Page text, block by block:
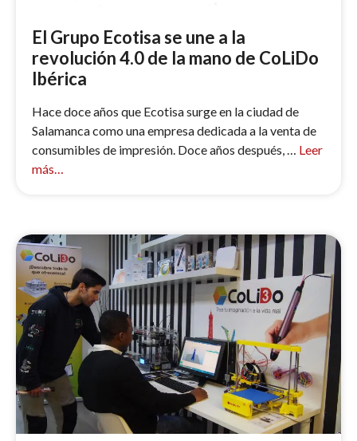
El Grupo Ecotisa se une a la
revolución 4.0 de la mano de CoLiDo
Ibérica
Hace doce años que Ecotisa surge en la ciudad de
Salamanca como una empresa dedicada a la venta de
consumibles de impresión. Doce años después, … Leer
más…